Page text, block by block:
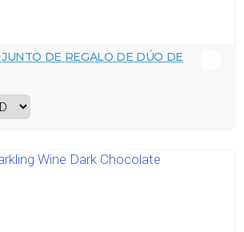
DE REGALO DE DÚO DE